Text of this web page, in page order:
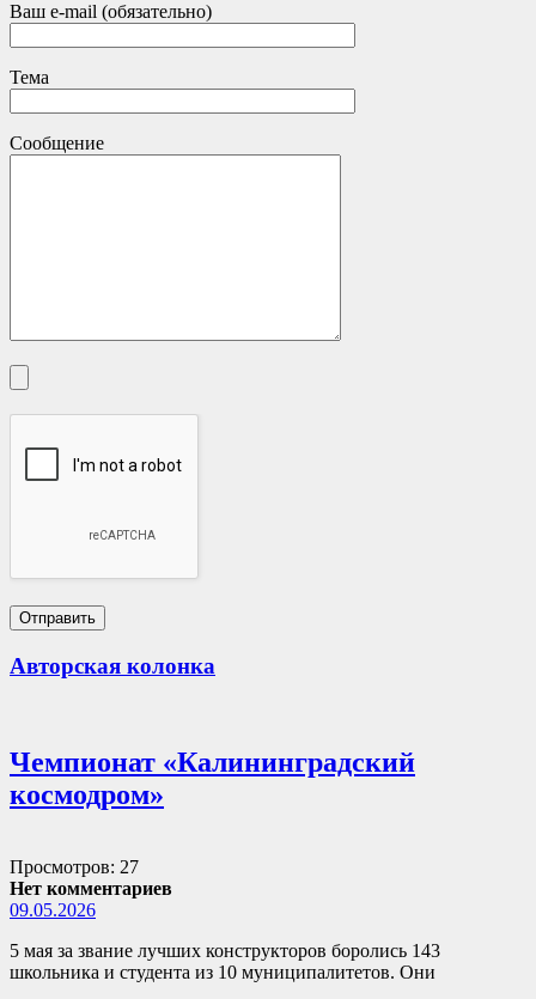
Ваш e-mail (обязательно)
Тема
Сообщение
Авторская колонка
Чемпионат «Калининградский
космодром»
Просмотров: 27
Нет комментариев
09.05.2026
5 мая за звание лучших конструкторов боролись 143
школьника и студента из 10 муниципалитетов. Они